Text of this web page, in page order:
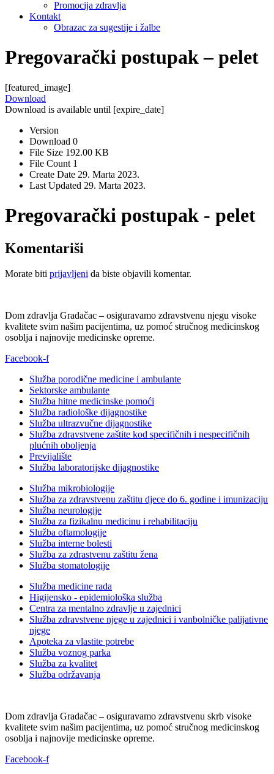
Promocija zdravlja
Kontakt
Obrazac za sugestije i žalbe
Pregovarački postupak – pelet
[featured_image]
Download
Download is available until [expire_date]
Version
Download 0
File Size 192.00 KB
File Count 1
Create Date 29. Marta 2023.
Last Updated 29. Marta 2023.
Pregovarački postupak - pelet
Komentariši
Morate biti prijavljeni da biste objavili komentar.
Dom zdravlja Gradačac – osiguravamo zdravstvenu njegu visoke
kvalitete svim našim pacijentima, uz pomoć stručnog medicinskog
osoblja i najnovije medicinske opreme.
Facebook-f
Služba porodične medicine i ambulante
Sektorske ambulante
Služba hitne medicinske pomoći
Služba radiološke dijagnostike
Služba ultrazvučne dijagnostike
Služba zdravstvene zaštite kod specifičnih i nespecifičnih
plućnih oboljenja
Previjalište
Služba laboratorijske dijagnostike
Služba mikrobiologije
Služba za zdravstvenu zaštitu djece do 6. godine i imunizaciju
Služba neurologije
Služba za fizikalnu medicinu i rehabilitaciju
Služba oftamologije
Služba interne bolesti
Služba za zdrastvenu zaštitu žena
Služba stomatologije
Služba medicine rada
Higijensko - epidemiološka služba
Centra za mentalno zdravlje u zajednici
Služba zdravstvene njege u zajednici i vanbolničke palijativne
njege
Apoteka za vlastite potrebe
Služba voznog parka
Služba za kvalitet
Služba održavanja
Dom zdravlja Gradačac – osiguravamo zdravstvenu skrb visoke
kvalitete svim našim pacijentima, uz pomoć stručnog medicinskog
osoblja i najnovije medicinske opreme.
Facebook-f